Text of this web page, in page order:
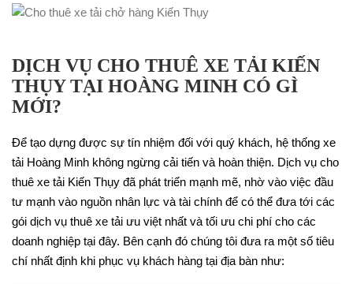
DỊCH VỤ CHO THUÊ XE TẢI KIẾN
THỤY TẠI HOÀNG MINH CÓ GÌ
MỚI?
Để tạo dựng được sự tín nhiệm đối với quý khách, hệ thống xe
tải Hoàng Minh không ngừng cải tiến và hoàn thiện. Dịch vụ cho
thuê xe tải Kiến Thụy đã phát triển mạnh mẽ, nhờ vào việc đầu
tư mạnh vào nguồn nhân lực và tài chính để có thể đưa tới các
gói dịch vụ thuê xe tải ưu việt nhất và tối ưu chi phí cho các
doanh nghiệp tại đây. Bên cạnh đó chúng tôi đưa ra một số tiêu
chí nhất định khi phục vụ khách hàng tại địa bàn như: